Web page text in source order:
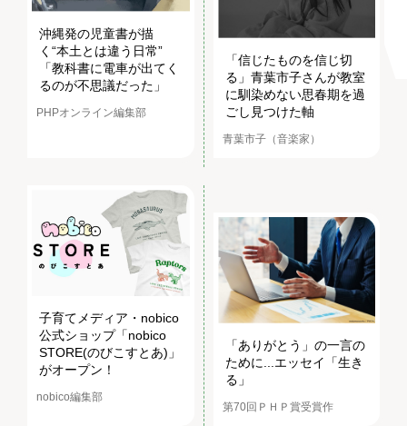
沖縄発の児童書が描
く“本土とは違う日常”
「教科書に電車が出てく
るのが不思議だった」
PHPオンライン編集部
「信じたものを信じ切
る」青葉市子さんが教室
に馴染めない思春期を過
ごし見つけた軸
青葉市子（音楽家）
子育てメディア・nobico
公式ショップ「nobico
STORE(のびこすとあ)」
がオープン！
nobico編集部
「ありがとう」の一言の
ために...エッセイ「生き
る」
第70回ＰＨＰ賞受賞作